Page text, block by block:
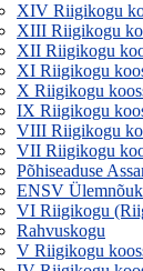
XIV Riigikogu
XIII Riigikogu
XII Riigikogu
XI Riigikogu
X Riigikogu
IX Riigikogu
VIII Riigikogu
VII Riigikogu
Põhiseaduse
ENSV
VI Riigikogu
Rahvuskogu
V Riigikogu